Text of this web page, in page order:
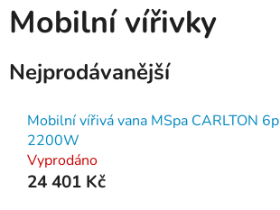
Mobilní vířivky
Nejprodávanější
Mobilní vířivá vana MSpa CARLTON 6p
2200W
Vyprodáno
24 401 Kč